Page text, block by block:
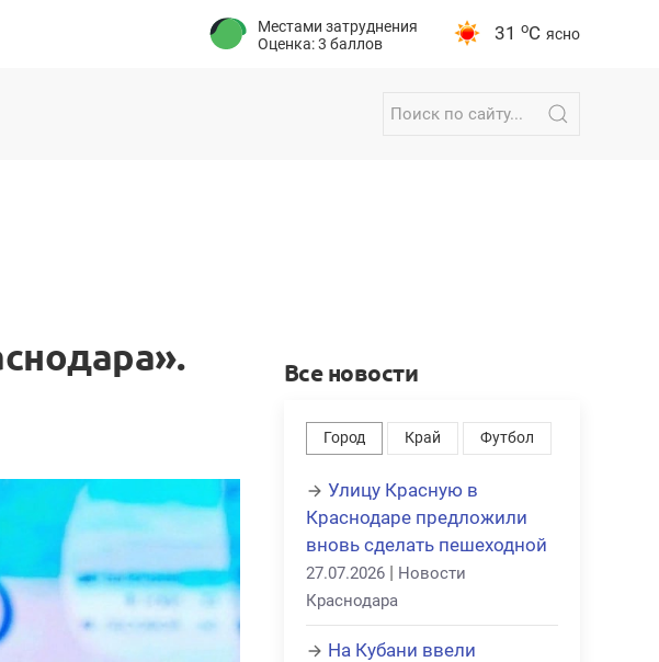
Местами затруднения
Оценка: 3 баллов
31 oC ясно
Все новости
Город Край Футбол
Улицу Красную в
Краснодаре предложили
вновь сделать пешеходной
27.07.2026 | Новости
Краснодара
На Кубани ввели